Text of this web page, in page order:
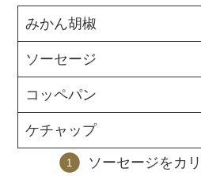
みかん胡椒
ソーセージ
コッペパン
ケチャップ
ソーセージをカ